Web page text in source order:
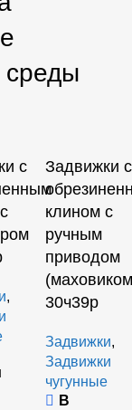
среды
с
,
Задвижки с
клином с
ручным
приводом
30ч39р
Задвижки,
Задвижки
чугунные
В